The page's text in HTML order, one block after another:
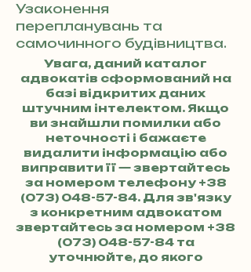
Узаконення
перепланувань та
самочинного будівництва.
Увага, даний каталог
адвокатів сформований на
базі відкритих даних
штучним інтелектом. Якщо
ви знайшли помилки або
неточності і бажаєте
видалити інформацію або
виправити її — звертайтесь
за номером телефону +38
(073) 048-57-84. Для зв'язку
з конкретним адвокатом
звертайтесь за номером +38
(073) 048-57-84та
уточнюйте, до якого